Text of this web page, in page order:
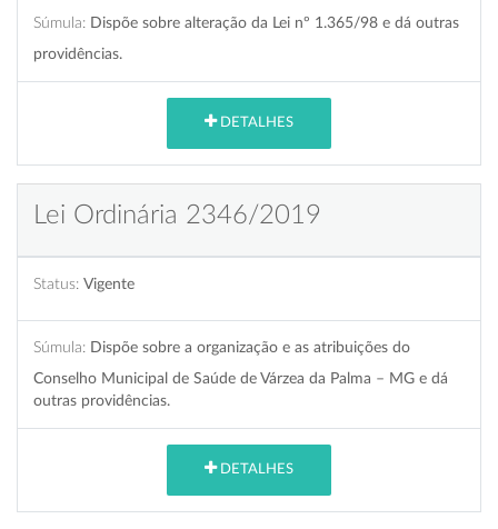
Súmula: Dispõe sobre alteração da Lei nº 1.365/98 e dá outras
providências.
DETALHES
Lei Ordinária 2346/2019
Status: Vigente
Súmula: Dispõe sobre a organização e as atribuições do
Conselho Municipal de Saúde de Várzea da Palma – MG e dá
outras providências.
DETALHES